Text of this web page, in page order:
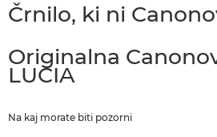
Črnilo, ki ni
Originalna
LUCIA
Na kaj morate biti pozorni